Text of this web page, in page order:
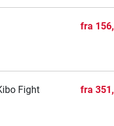
fra 156,
Fight fra351,